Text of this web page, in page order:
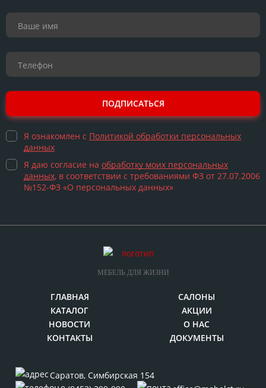
ПОДПИСАТЬСЯ
Я ознакомлен с Политикой обработки персональных
данных
Я даю согласие на обработку моих персональных
данных, в соответствии с требованиями ФЗ от 27.07.2006
№152-ФЗ «О персональных данных»
МЕБЕЛЬ ДЛЯ ЖИЗНИ
ГЛАВНАЯ
САЛОНЫ
КАТАЛОГ
АКЦИИ
НОВОСТИ
О НАС
КОНТАКТЫ
ДОКУМЕНТЫ
Саратов, Симбирская 154